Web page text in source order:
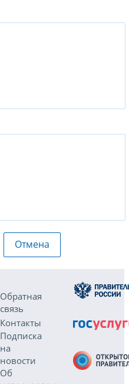
Отмена
Обратная
связь
Контакты
Подписка
на
новости
Об